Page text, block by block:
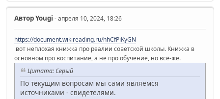
АвторYougi - апреля 10, 2024, 18:26
https://document.wikireading.ru/hhCfPiKyGN
вот неплохая книжка про реалии советской школы. Книжка в
основном про воспитание, а не про обучение, но всё-же.
Цитата: Серый
По текущим вопросам мы сами являемся
источниками - свидетелями.